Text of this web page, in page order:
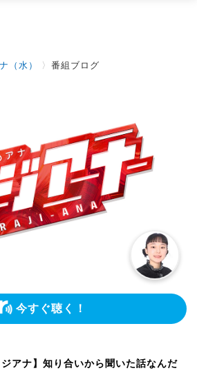
（水） 〉番組ブログ
今すぐ聴く！
ジアナ】知り合いから聞いた話なんだ